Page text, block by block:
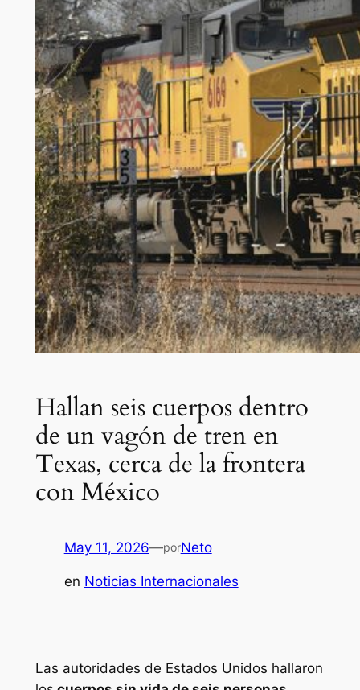
Hallan seis cuerpos dentro
de un vagón de tren en
Texas, cerca de la frontera
con México
May 11, 2026—porNeto
en Noticias Internacionales
Las autoridades de Estados Unidos hallaron